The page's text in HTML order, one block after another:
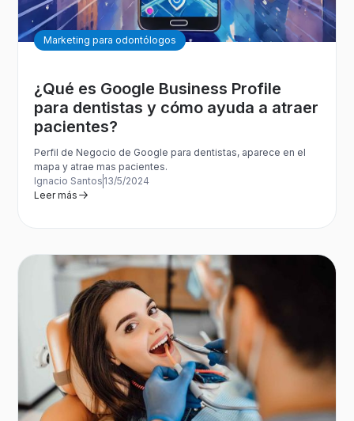
Marketing para odontólogos
¿Qué es Google Business Profile
para dentistas y cómo ayuda a atraer
pacientes?
Perfil de Negocio de Google para dentistas, aparece en el
mapa y atrae mas pacientes.
Ignacio Santos 13/5/2024
Leer más